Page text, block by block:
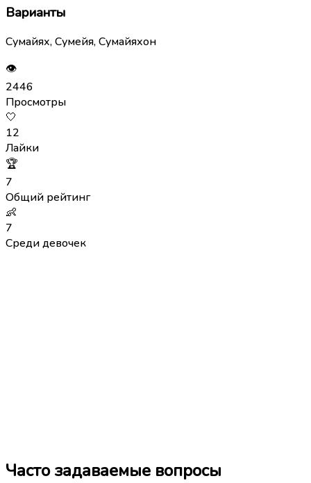
Варианты
Сумайях, Сумейя, Сумайяхон
👁
2446
Просмотры
🤍
12
Лайки
🏆
7
Общий рейтинг
👶
7
Среди девочек
Часто задаваемые вопросы